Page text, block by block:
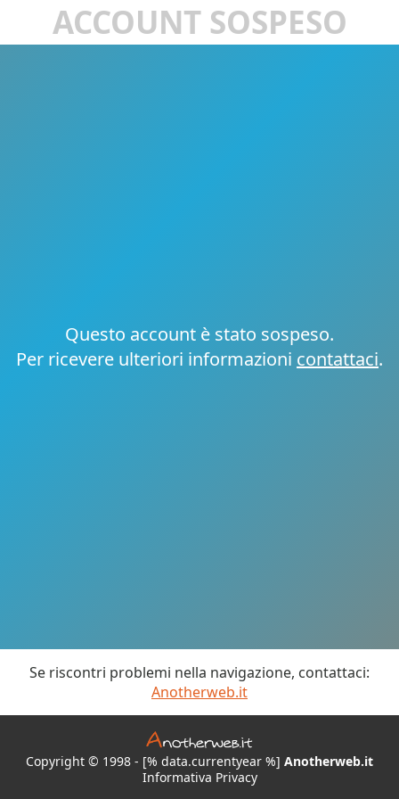
ACCOUNT SOSPESO
Questo account è stato sospeso.
Per ricevere ulteriori informazioni contattaci.
Se riscontri problemi nella navigazione, contattaci:
Anotherweb.it
Copyright © 1998 - [% data.currentyear %] Anotherweb.it
Informativa Privacy